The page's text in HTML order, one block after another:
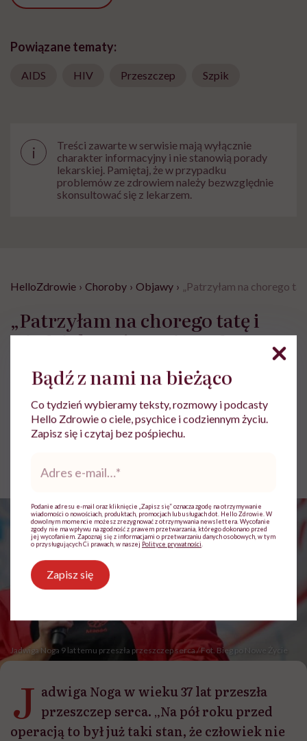
Powiązane tematy:
AIDS HIV Przeszczep Szpik
i
Treści zawarte w serwisie mają wyłącznie
charakter informacyjny i nie stanowią porady
lekarskiej. Pamiętaj, że w przypadku
problemów ze zdrowiem należy bezwzględnie
skonsultować się z lekarzem.
HelloZdrowie › Choroby › Objawy › „Patrzyłam na chorego
„Patrzyłam na chorego tatę i
wiedziałam, że mnie czeka to
przeszczepie wie, że każdy dzień
to cud
Jolanta Pawnik
Aktualizacja:22.04.2026 08:29
Jadwiga Noga 9 lat temu przeszła przeszczep serca / Fot. Bieg po Nowe Życie
J adwiga Noga w wieku 37 lat przeszła
przeszczep serca. „Na pół roku przed
operacją to był już taki stan, że człowiek nie
Bądź z nami na bieżąco
Co tydzień wybieramy teksty, rozmowy i podcasty
Hello Zdrowie o ciele, psychice i codziennym życiu.
Zapisz się i czytaj bez pośpiechu.
mail*
Podanie adresu e-mail oraz kliknięcie „Zapisz się” oznacza zgodę na otrzymywanie
wiadomości o nowościach, produktach, promocjach lub usługach dot. Hello Zdrowie. W
dowolnym momencie możesz zrezygnować z otrzymywania newslettera. Wycofanie
zgody nie ma wpływu na zgodność z prawem przetwarzania, którego dokonano przed
jej wycofaniem. Zapoznaj się z informacjami o przetwarzaniu danych osobowych, w tym
o przysługujących Ci prawach, w naszej Polityce prywatności
Zapisz się